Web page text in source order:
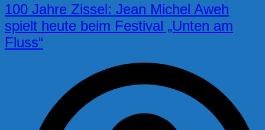
100 Jahre Zissel: Jean Michel Aweh
spielt heute beim Festival „Unten am
Fluss“